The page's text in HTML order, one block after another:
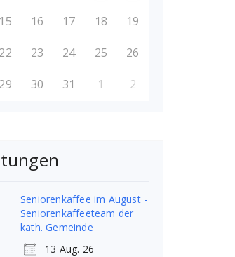
15 16 17 18 19
22 23 24 25 26
29 30 31 1 2
Seniorenkaffee im August -
Seniorenkaffeeteam der
kath. Gemeinde
13 Aug. 26